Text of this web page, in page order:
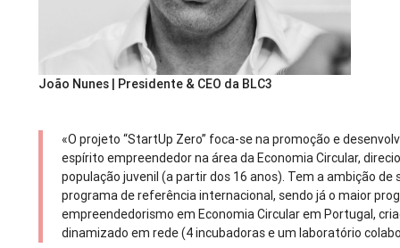
João Nunes | Presidente & CEO da BLC3
«O projeto “StartUp Zero” foca-se na promoção e
espírito empreendedor na área da Economia Circular,
população juvenil (a partir dos 16 anos). Tem a ambição de
programa de referência internacional, sendo já o maior
empreendedorismo em Economia Circular em Portugal,
dinamizado em rede (4 incubadoras e um laboratório